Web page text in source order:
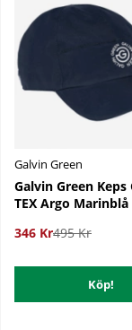
Galvin Green
Galvin Green Keps
TEX Argo Marinblå
346 Kr495 Kr
Köp!